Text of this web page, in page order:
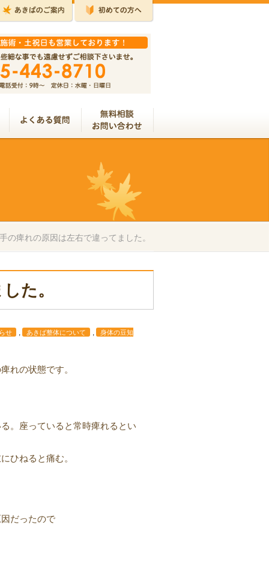
の痺れの原因は左右で違ってました。
た。
せ あきば整体について 身体の豆知
れの状態です。
。座っていると常時痺れるとい
ひねると痛む。
だったので